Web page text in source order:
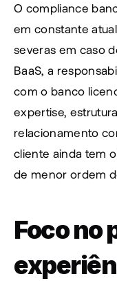
O compliance
em constante
severas em caso
BaaS, a
com o banco
expertise,
relacionamento
cliente ainda tem
de menor ordem
Foco no